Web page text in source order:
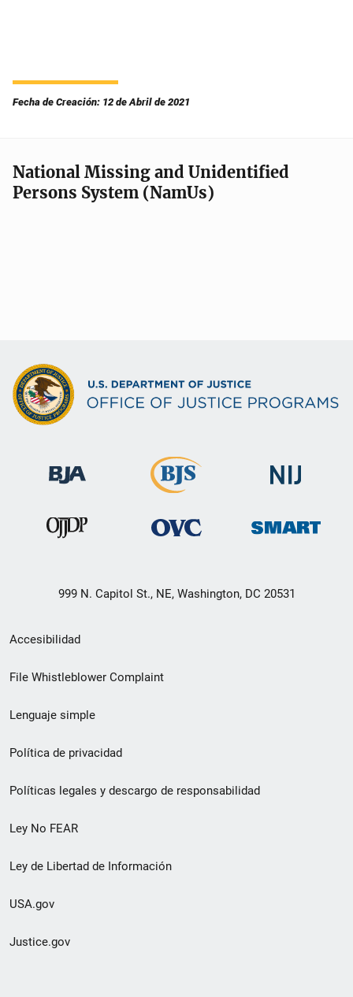
Fecha de Creación: 12 de Abril de 2021
National Missing and Unidentified
Persons System (NamUs)
999 N. Capitol St., NE, Washington, DC 20531
Menú
de
de
pie
de
página
Accesibilidad
File Whistleblower Complaint
Lenguaje simple
Política de privacidad
Políticas legales y descargo de responsabilidad
Ley No FEAR
Ley de Libertad de Información
USA.gov
Justice.gov